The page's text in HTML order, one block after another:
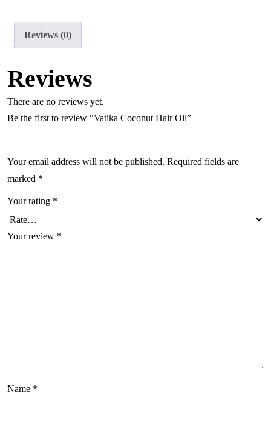
Reviews (0)
Reviews
There are no reviews yet.
Be the first to review “Vatika Coconut Hair Oil”
Your email address will not be published. Required fields are
marked *
Your rating *
Your review *
Name *